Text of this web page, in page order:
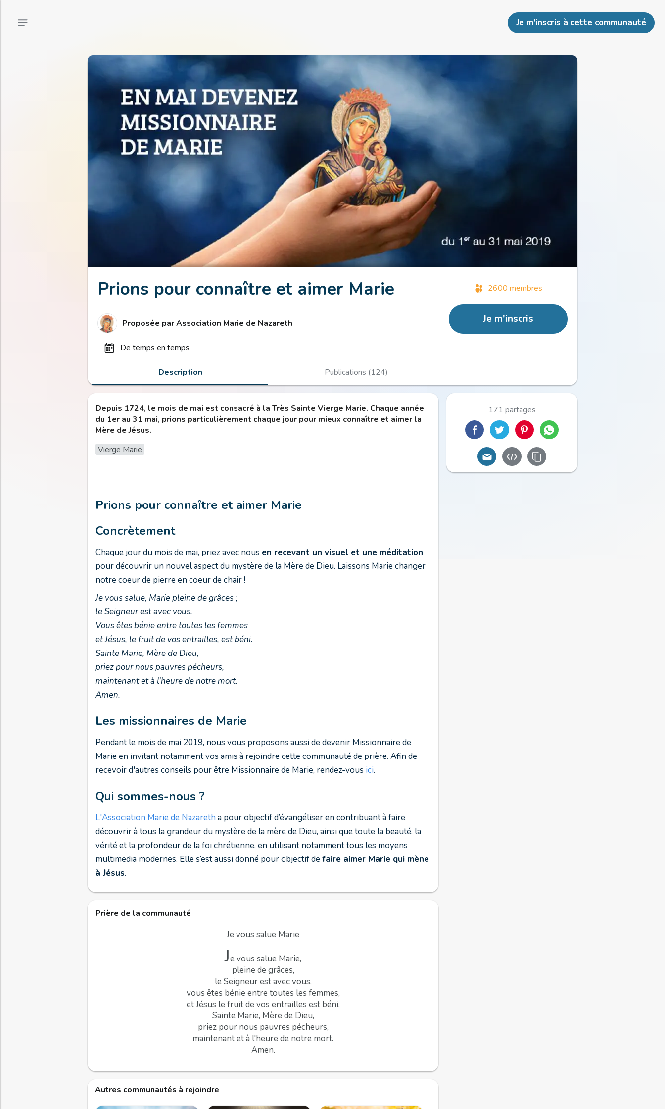
Je m'inscris à cette communauté
Prions pour connaître et aimer Marie
Proposée parAssociation Marie de Nazareth
de temps en temps
Description Publications (124)
2600 membres
Je m'inscris
Depuis 1724, le mois de mai est consacré à la Très Sainte Vierge Marie. Chaque année
du 1er au 31 mai, prions particulièrement chaque jour pour mieux connaître et aimer la
Mère de Jésus.
Vierge Marie
Prions pour connaître et aimer Marie
Concrètement
Chaque jour du mois de mai, priez avec nous en recevant un visuel et une méditation
pour découvrir un nouvel aspect du mystère de la Mère de Dieu. Laissons Marie changer
notre coeur de pierre en coeur de chair !
Je vous salue, Marie pleine de grâces ;
le Seigneur est avec vous.
Vous êtes bénie entre toutes les femmes
et Jésus, le fruit de vos entrailles, est béni.
Sainte Marie, Mère de Dieu,
priez pour nous pauvres pécheurs,
maintenant et à l'heure de notre mort.
Amen.
Les missionnaires de Marie
Pendant le mois de mai 2019, nous vous proposons aussi de devenir Missionnaire de
Marie en invitant notamment vos amis à rejoindre cette communauté de prière. Afin de
recevoir d'autres conseils pour être Missionnaire de Marie, rendez-vous ici.
Qui sommes-nous ?
L'Association Marie de Nazareth a pour objectif d’évangéliser en contribuant à faire
découvrir à tous la grandeur du mystère de la mère de Dieu, ainsi que toute la beauté, la
vérité et la profondeur de la foi chrétienne, en utilisant notamment tous les moyens
multimedia modernes. Elle s’est aussi donné pour objectif defaire aimer Marie qui mène
à Jésus.
Prière de la communauté
Je vous salue Marie
Je vous salue Marie,
pleine de grâces,
le Seigneur est avec vous,
vous êtes bénie entre toutes les femmes,
et Jésus le fruit de vos entrailles est béni.
Sainte Marie, Mère de Dieu,
priez pour nous pauvres pécheurs,
maintenant et à l'heure de notre mort.
Amen.
Autres communautés à rejoindre
171 partages